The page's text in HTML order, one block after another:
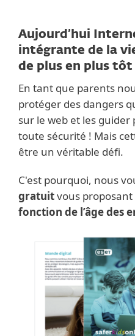
Aujourd’hui
intégrante de la
de plus en plus tôt
En tant que parents
protéger des dangers
sur le web et les
toute sécurité ! Mais
être un véritable défi.
C'est pourquoi, nous
gratuitvous proposant
fonction de l’âge des